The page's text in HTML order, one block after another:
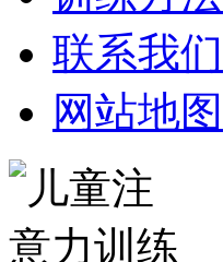
联系我们
网站地图